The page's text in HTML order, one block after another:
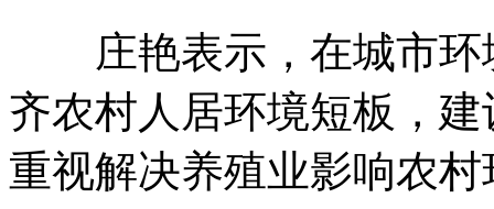
庄艳表示，在城市环
齐农村人居环境短板，
重视解决养殖业影响农